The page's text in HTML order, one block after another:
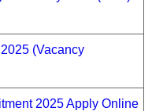
(Vacancy
2025 Apply Online